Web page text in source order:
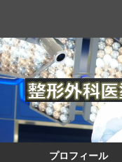
プロフィール